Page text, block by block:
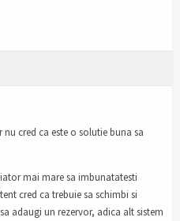
cred ca este o solutie buna sa
mai mare sa imbunatatesti
cred ca trebuie sa schimbi si
adaugi un rezervor, adica alt sistem